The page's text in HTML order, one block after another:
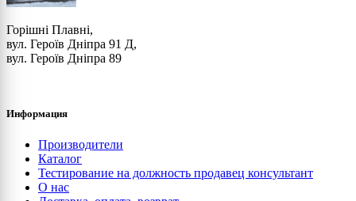
Горішні Плавні,
вул. Героїв Дніпра 91 Д,
вул. Героїв Дніпра 89
Информация
Производители
Каталог
Тестирование на должность продавец консультант
О нас